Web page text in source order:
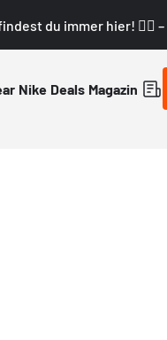
du immer hier! 👇🏼 –
Nike Deals Magazin